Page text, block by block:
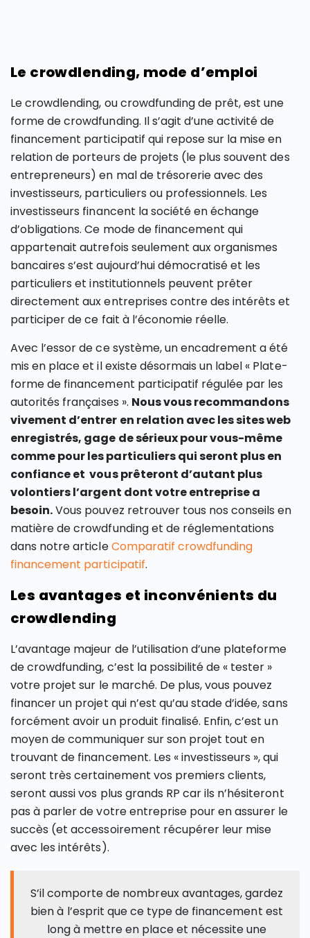
Le crowdlending, mode d’emploi
Le crowdlending, ou crowdfunding de prêt, est une
forme de crowdfunding. Il s’agit d’une activité de
financement participatif qui repose sur la mise en
relation de porteurs de projets (le plus souvent des
entrepreneurs) en mal de trésorerie avec des
investisseurs, particuliers ou professionnels. Les
investisseurs financent la société en échange
d’obligations. Ce mode de financement qui
appartenait autrefois seulement aux organismes
bancaires s’est aujourd’hui démocratisé et les
particuliers et institutionnels peuvent prêter
directement aux entreprises contre des intérêts et
participer de ce fait à l’économie réelle.
Avec l’essor de ce système, un encadrement a été
mis en place et il existe désormais un label « Plate-
forme de financement participatif régulée par les
autorités françaises ». Nous vous recommandons
vivement d’entrer en relation avec les sites web
enregistrés, gage de sérieux pour vous-même
comme pour les particuliers qui seront plus en
confiance et vous prêteront d’autant plus
volontiers l’argent dont votre entreprise a
besoin.Vous pouvez retrouver tous nos conseils en
matière de crowdfunding et de réglementations
dans notre articleComparatif crowdfunding
financement participatif.
Les avantages et inconvénients du
crowdlending
L’avantage majeur de l’utilisation d’une plateforme
de crowdfunding, c’est la possibilité de « tester »
votre projet sur le marché. De plus, vous pouvez
financer un projet qui n’est qu’au stade d’idée, sans
forcément avoir un produit finalisé. Enfin, c’est un
moyen de communiquer sur son projet tout en
trouvant de financement. Les « investisseurs », qui
seront très certainement vos premiers clients,
seront aussi vos plus grands RP car ils n’hésiteront
pas à parler de votre entreprise pour en assurer le
succès (et accessoirement récupérer leur mise
avec les intérêts).
S’il comporte de nombreux avantages, gardez
bien à l’esprit que ce type de financement est
long à mettre en place et nécessite une